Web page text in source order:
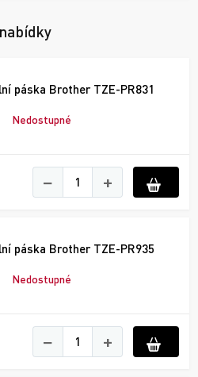
páska Brother TZE-PR831
Nedostupné
− +
páska Brother TZE-PR935
Nedostupné
− +